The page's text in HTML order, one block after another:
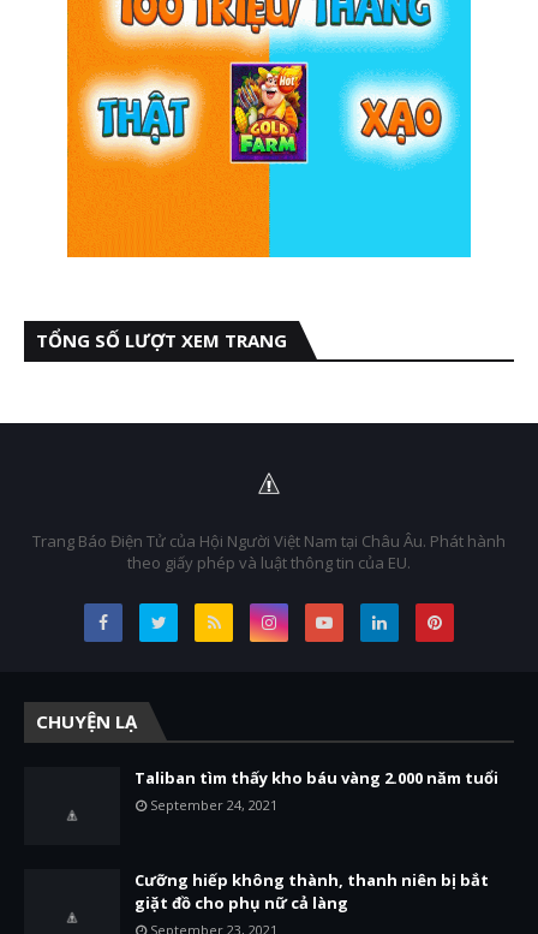
TỔNG SỐ LƯỢT XEM TRANG
Trang Báo Điện Tử của Hội Người Việt Nam tại Châu Âu. Phát hành
theo giấy phép và luật thông tin của EU.
CHUYỆN LẠ
Taliban tìm thấy kho báu vàng 2.000 năm tuổi
September 24, 2021
Cưỡng hiếp không thành, thanh niên bị bắt
giặt đồ cho phụ nữ cả làng
September 23, 2021